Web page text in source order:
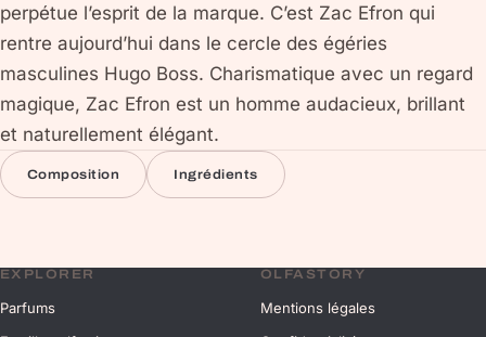
perpétue l’esprit de la marque. C’est Zac Efron qui
rentre aujourd’hui dans le cercle des égéries
masculines Hugo Boss. Charismatique avec un regard
magique, Zac Efron est un homme audacieux, brillant
et naturellement élégant.
Composition Ingrédients
EXPLORER
Parfums
OLFASTORY
Mentions légales